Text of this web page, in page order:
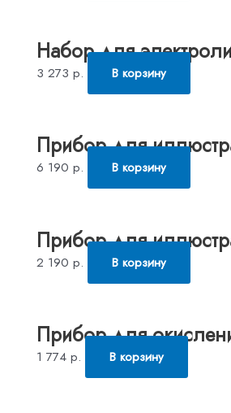
Набор для
3 273 р. В корзину
Прибор для
6 190 р. В корзину
Прибор для
2 190 р. В корзину
Прибор для
1 774 р. В корзину